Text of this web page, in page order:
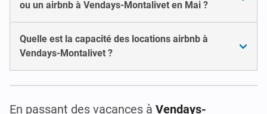
ou un airbnb à Vendays-Montalivet en Mai ?
Quelle est la capacité des locations airbnb à
Vendays-Montalivet ?
En passant des vacances à Vendays-